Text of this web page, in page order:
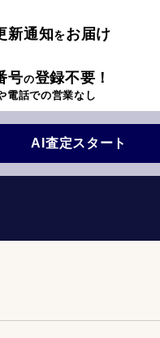
新通知をお届け
号の登録不要！
電話での営業なし
AI査定スタート